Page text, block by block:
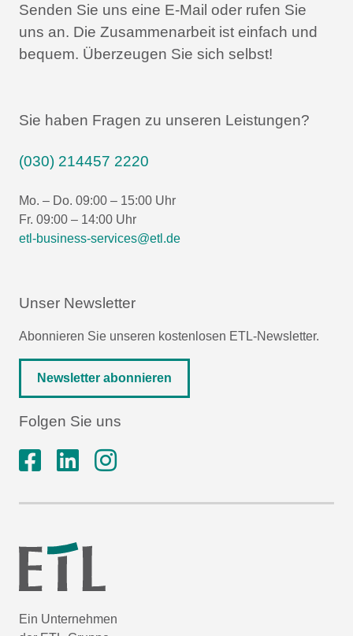
Senden Sie uns eine E-Mail oder rufen Sie
uns an. Die Zusammenarbeit ist einfach und
bequem. Überzeugen Sie sich selbst!
Sie haben Fragen zu unseren Leistungen?
(030) 214457 2220
Mo. – Do. 09:00 – 15:00 Uhr
Fr. 09:00 – 14:00 Uhr
etl-business-services@etl.de
Unser Newsletter
Abonnieren Sie unseren kostenlosen ETL-Newsletter.
Newsletter abonnieren
Folgen Sie uns
Ein Unternehmen